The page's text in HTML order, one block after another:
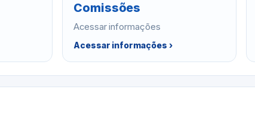
Comissões
Acessar informações
Acessar informações ›